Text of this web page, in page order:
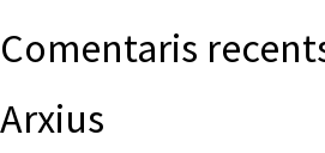
Comentaris
Arxius